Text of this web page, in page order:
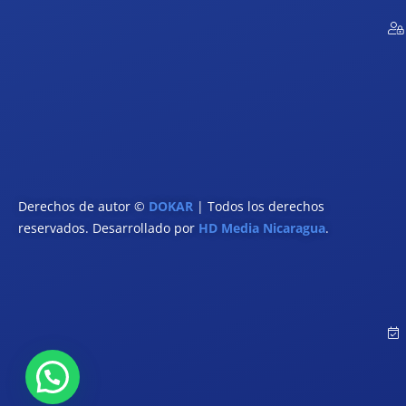
Derechos de autor © DOKAR | Todos los derechos
reservados. Desarrollado por HD Media Nicaragua.